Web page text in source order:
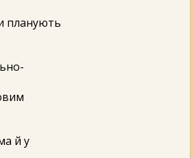
планують
й у